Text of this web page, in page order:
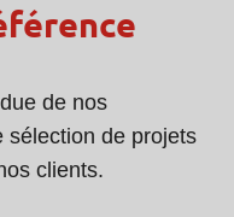
de nos
sélection de projets
clients.